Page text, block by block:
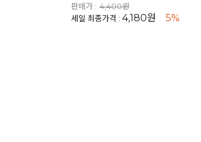
판매가 : 4,400원
세일 최종가격 : 4,180원 5%